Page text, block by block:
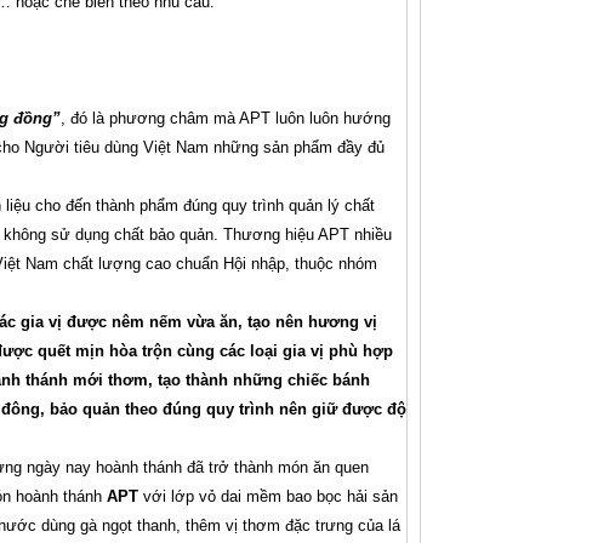
đồng”, đó là phương châm mà APT luôn luôn hướng
Người tiêu dùng Việt Nam những sản phẩm đầy đủ
cho đến thành phẩm đúng quy trình quản lý chất
sử dụng chất bảo quản. Thương hiệu APT nhiều
Nam chất lượng cao chuẩn Hội nhập, thuộc nhóm
gia vị được nêm nếm vừa ăn, tạo nên hương vị
quết mịn hòa trộn cùng các loại gia vị phù hợp
thánh mới thơm, tạo thành những chiếc bánh
bảo quản theo đúng quy trình nên giữ được độ
ngày nay hoành thánh đã trở thành món ăn quen
hoành thánh APT với lớp vỏ dai mềm bao bọc hải sản
dùng gà ngọt thanh, thêm vị thơm đặc trưng của lá